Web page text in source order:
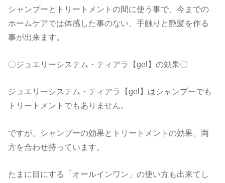
シャンプーとトリートメントの間に使う事で、今までの
ホームケアでは体感した事のない、手触りと艶髪を作る
事が出来ます。
〇ジュエリーシステム・ティアラ【gel】の効果〇
ジュエリーシステム・ティアラ【gel】はシャンプーでも
トリートメントでもありません。
ですが、シャンプーの効果とトリートメントの効果、両
方を合わせ持っています。
たまに目にする「オールインワン」の使い方も出来てし